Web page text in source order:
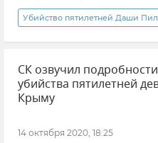
Убийство пятилетней Даши
Общество Новости
СК озвучил
убийства пятилетней
Крыму
14 октября 2020, 18:25